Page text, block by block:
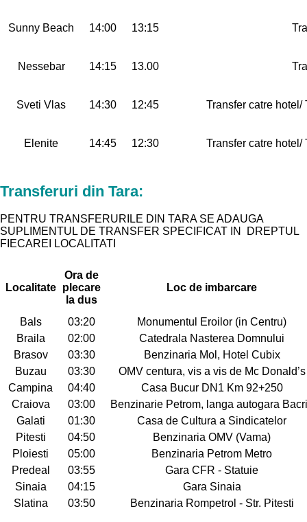
Sunny Beach 14:00 13:15
Nessebar 14:15 13.00
Sveti Vlas 14:30 12:45 Transfer catre hotel/
Elenite 14:45 12:30 Transfer catre hotel/
Transferuri din Tara:
PENTRU TRANSFERURILE DIN TARA SE ADAUGA
SUPLIMENTUL DE TRANSFER SPECIFICAT IN DREPTUL
FIECAREI LOCALITATI
Localitate
Ora de
plecare
la dus
Loc de imbarcare
Bals 03:20
Monumentul Eroilor (in Centru)
Braila
02:00
Catedrala Nasterea Domnului
Brasov
03:30
Benzinaria Mol, Hotel Cubix
Buzau
03:30
OMV centura, vis a vis de Mc Donald’s
Campina
04:40
Casa Bucur DN1 Km 92+250
Craiova
03:00
Benzinarie Petrom, langa autogara
Galati
01:30
Casa de Cultura a Sindicatelor
Pitesti
04:50
Benzinaria OMV (Vama)
Ploiesti
05:00
Benzinaria Petrom Metro
Predeal
03:55
Gara CFR - Statuie
Sinaia
04:15
Gara Sinaia
Slatina
03:50 Benzinaria Rompetrol - Str. Pitesti